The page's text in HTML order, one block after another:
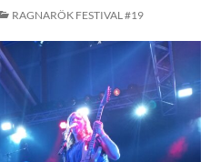
RAGNARÖK FESTIVAL #19